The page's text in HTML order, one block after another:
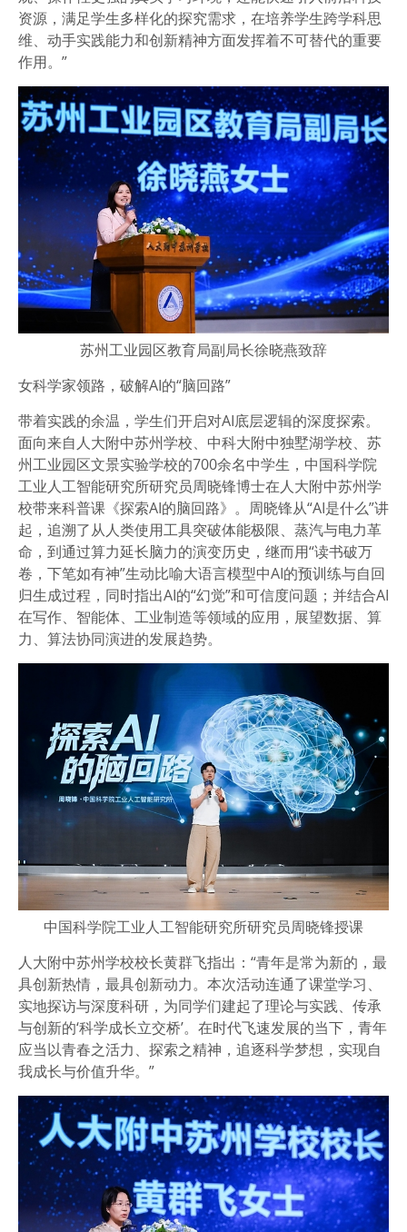
资源，满足学生多样化的探究需求，在培养学生跨学科思
维、动手实践能力和创新精神方面发挥着不可替代的重要
作用。”
苏州工业园区教育局副局长徐晓燕致辞
女科学家领路，破解AI的“脑回路”
带着实践的余温，学生们开启对AI底层逻辑的深度探索。
面向来自人大附中苏州学校、中科大附中独墅湖学校、苏
州工业园区文景实验学校的700余名中学生，中国科学院
工业人工智能研究所研究员周晓锋博士在人大附中苏州学
校带来科普课《探索AI的脑回路》。周晓锋从“AI是什么”讲
起，追溯了从人类使用工具突破体能极限、蒸汽与电力革
命，到通过算力延长脑力的演变历史，继而用“读书破万
卷，下笔如有神”生动比喻大语言模型中AI的预训练与自回
归生成过程，同时指出AI的“幻觉”和可信度问题；并结合AI
在写作、智能体、工业制造等领域的应用，展望数据、算
力、算法协同演进的发展趋势。
中国科学院工业人工智能研究所研究员周晓锋授课
人大附中苏州学校校长黄群飞指出：“青年是常为新的，最
具创新热情，最具创新动力。本次活动连通了课堂学习、
实地探访与深度科研，为同学们建起了理论与实践、传承
与创新的‘科学成长立交桥’。在时代飞速发展的当下，青年
应当以青春之活力、探索之精神，追逐科学梦想，实现自
我成长与价值升华。”